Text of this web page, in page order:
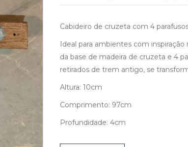
Cabideiro de cruzeta com 4
Ideal para ambientes com
da base de madeira de cruzeta e 4
retirados de trem antigo, se
Altura: 10cm
Comprimento: 97cm
Profundidade: 4cm